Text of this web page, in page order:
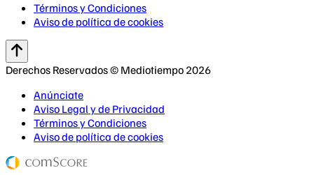
Términos y Condiciones
Aviso de política de cookies
Derechos Reservados © Mediotiempo 2026
Anúnciate
Aviso Legal y de Privacidad
Términos y Condiciones
Aviso de política de cookies